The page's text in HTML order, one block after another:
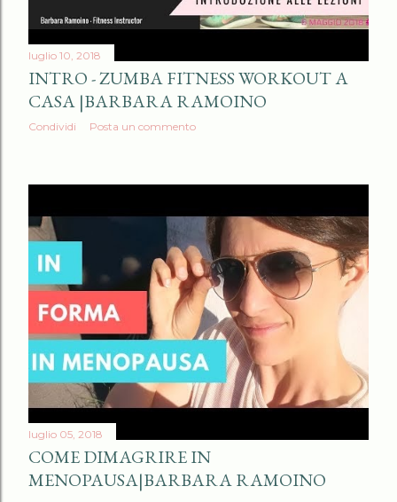
luglio 10, 2018
INTRO - ZUMBA FITNESS WORKOUT A
CASA |BARBARA RAMOINO
Condividi Posta un commento
luglio 05, 2018
COME DIMAGRIRE IN
MENOPAUSA|BARBARA RAMOINO